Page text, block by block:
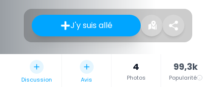
J'y suis allé
Discussion Avis
4
Photos
99,3k
Popularité